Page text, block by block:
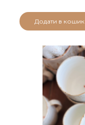
Додати в кошик